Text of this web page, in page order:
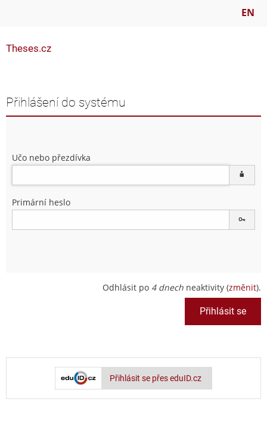
EN
Theses.cz
Přihlášení do systému
Učo nebo přezdívka
Primární heslo
Odhlásit po 4 dnech neaktivity (změnit).
Přihlásit se přes eduID.cz